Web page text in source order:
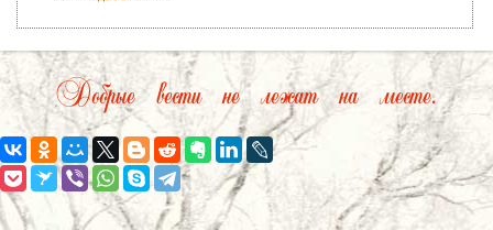
Добрые вести не лежат на месте.